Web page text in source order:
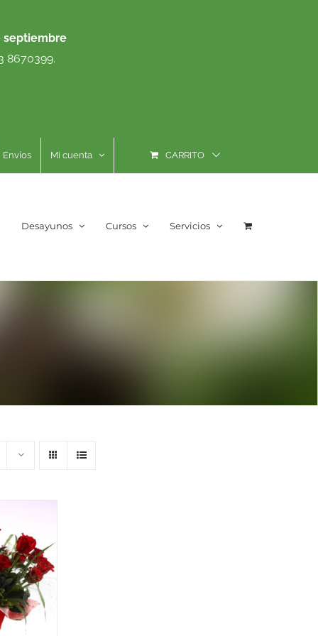
septiembre
8670399.
Envíos Mi cuenta CARRITO
Desayunos Cursos Servicios